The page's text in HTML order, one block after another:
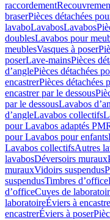
raccordement
braserPièces détachées
lavaboLavabosLavabos
doublesLavabos pour
meublesVasques à poser
poserLave-mainsPièces
d’anglePièces détachées
encastrerPièces détachées
encastrer par le dessous
par le dessousLavabos
d’angleLavabos collectifs
pour Lavabos adaptés
pour Lavabos pour enfants
Lavabos collectifsAutres
lavabosDéversoirs muraux
murauxVidoirs suspendus
suspendusTimbres dʼoffice
dʼofficeCuves de
laboratoireÉviers à
encastrerÉviers à poser